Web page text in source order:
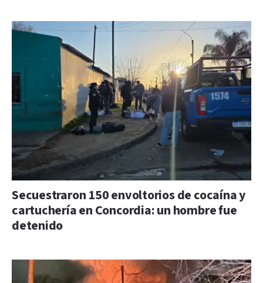
Secuestraron 150 envoltorios de cocaína y
cartuchería en Concordia: un hombre fue
detenido